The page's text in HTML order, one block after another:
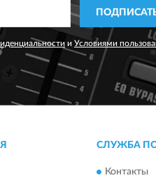
и Условиями
СЛУЖБА
Контакты